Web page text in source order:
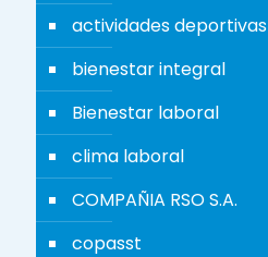
actividades deportivas
bienestar integral
Bienestar laboral
clima laboral
COMPAÑIA RSO S.A.
copasst